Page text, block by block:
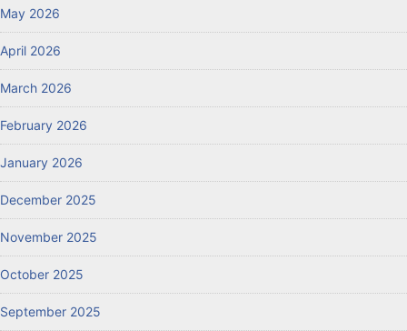
May 2026
April 2026
March 2026
February 2026
January 2026
December 2025
November 2025
October 2025
September 2025